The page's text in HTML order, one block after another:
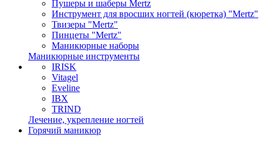
Пушеры и шаберы Mertz
Инструмент для вросших ногтей (кюретка) "Mertz"
Твизеры "Mertz"
Пинцеты "Mertz"
Маникюрные наборы
Маникюрные инструменты
IRISK
Vitagel
Eveline
IBX
TRIND
Лечение, укрепление ногтей
Горячий маникюр